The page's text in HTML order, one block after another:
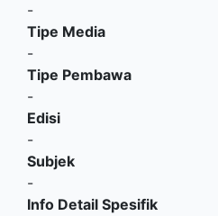
-
Tipe Media
-
Tipe Pembawa
-
Edisi
-
Subjek
-
Info Detail Spesifik